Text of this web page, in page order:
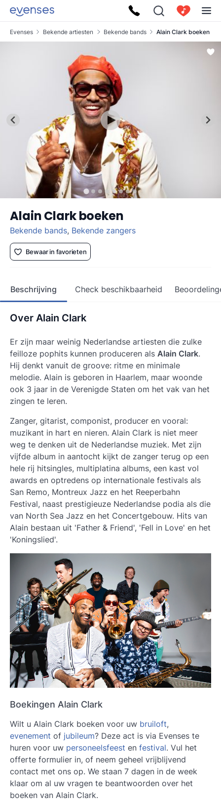
Evenses Bekende artiesten Bekende bands Alain Clark boeken
Alain Clark boeken
Bekende bands, Bekende zangers
Bewaar in favorieten
Beschrijving Check beschikbaarheid
Over Alain Clark
Er zijn maar weinig Nederlandse artiesten die zulke
feilloze pophits kunnen produceren als Alain Clark.
Hij denkt vanuit de groove: ritme en minimale
melodie. Alain is geboren in Haarlem, maar woonde
ook 3 jaar in de Verenigde Staten om het vak van het
zingen te leren.
Zanger, gitarist, componist, producer en vooral:
muzikant in hart en nieren. Alain Clark is niet meer
weg te denken uit de Nederlandse muziek. Met zijn
vijfde album in aantocht kijkt de zanger terug op een
hele rij hitsingles, multiplatina albums, een kast vol
awards en optredens op internationale festivals als
San Remo, Montreux Jazz en het Reeperbahn
Festival, naast prestigieuze Nederlandse podia als die
van North Sea Jazz en het Concertgebouw. Hits van
Alain bestaan uit 'Father & Friend', 'Fell in Love' en het
'Koningslied'.
Boekingen Alain Clark
Wilt u Alain Clark boeken voor uw bruiloft,
evenement of jubileum? Deze act is via Evenses te
huren voor uw personeelsfeest en festival. Vul het
offerte formulier in, of neem geheel vrijblijvend
contact met ons op. We staan 7 dagen in de week
klaar om al uw vragen te beantwoorden over het
boeken van Alain Clark.